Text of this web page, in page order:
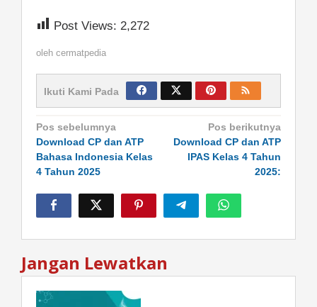
Post Views: 2,272
oleh cermatpedia
Ikuti Kami Pada
Navigasi
pos
Pos sebelumnya
Download CP dan ATP
Bahasa Indonesia Kelas
4 Tahun 2025
Pos berikutnya
Download CP dan ATP
IPAS Kelas 4 Tahun
2025:
Jangan Lewatkan